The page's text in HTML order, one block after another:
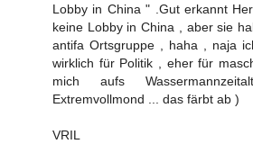
Lobby in China " .Gut erkannt
keine Lobby in China , aber sie
antifa Ortsgruppe , haha , naja
wirklich für Politik , eher für
mich aufs
Extremvollmond ... das färbt ab )
VRIL